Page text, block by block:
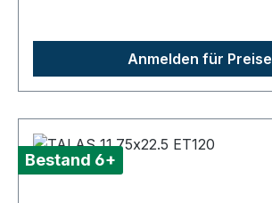
Anmelden für Preise
Bestand 6+